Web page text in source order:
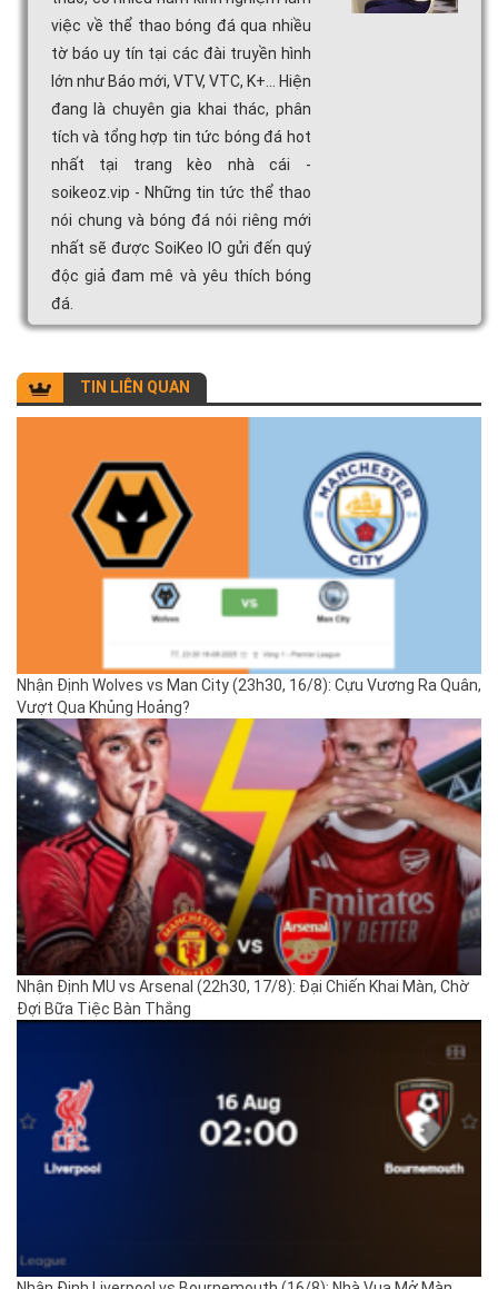
việc về thể thao bóng đá qua nhiều
tờ báo uy tín tại các đài truyền hình
lớn như Báo mới, VTV, VTC, K+... Hiện
đang là chuyên gia khai thác, phân
tích và tổng hợp tin tức bóng đá hot
nhất tại trang kèo nhà cái -
soikeoz.vip - Những tin tức thể thao
nói chung và bóng đá nói riêng mới
nhất sẽ được SoiKeo IO gửi đến quý
độc giả đam mê và yêu thích bóng
đá.
TIN LIÊN QUAN
Nhận Định Wolves vs Man City (23h30, 16/8): Cựu Vương Ra Quân,
Vượt Qua Khủng Hoảng?
Nhận Định MU vs Arsenal (22h30, 17/8): Đại Chiến Khai Màn, Chờ
Đợi Bữa Tiệc Bàn Thắng